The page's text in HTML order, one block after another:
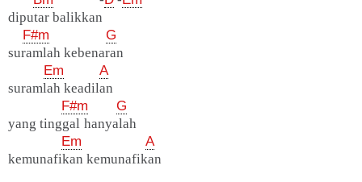
diputar balikkan
F#m
G
suramlah kebenaran
Em
A
suramlah keadilan
F#m
G
yang tinggal hanyalah
Em
A
kemunafikan kemunafikan